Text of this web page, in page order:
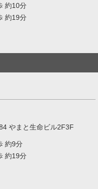
約10分
約19分
やまと生命ビル2F3F
約9分
約19分